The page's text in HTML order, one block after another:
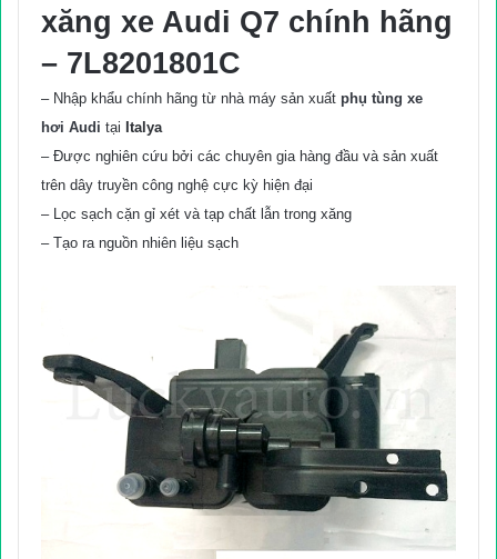
xăng xe Audi Q7 chính hãng
– 7L8201801C
– Nhập khẩu chính hãng từ nhà máy sản xuất phụ tùng xe
hơi Audi tại Italya
– Được nghiên cứu bởi các chuyên gia hàng đầu và sản xuất
trên dây truyền công nghệ cực kỳ hiện đại
– Lọc sạch cặn gỉ xét và tạp chất lẫn trong xăng
– Tạo ra nguồn nhiên liệu sạch